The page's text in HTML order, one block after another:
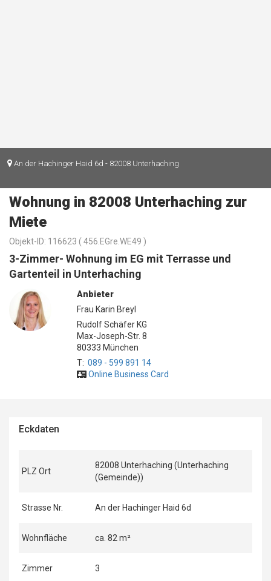
An der Hachinger Haid 6d - 82008 Unterhaching
Wohnung in 82008 Unterhaching zur
Miete
Objekt-ID: 116623 ( 456.EGre.WE49 )
3-Zimmer- Wohnung im EG mit Terrasse und
Gartenteil in Unterhaching
Anbieter
Frau Karin Breyl
Rudolf Schäfer KG
Max-Joseph-Str. 8
80333 München
T: 089 - 599 891 14
Online Business Card
Eckdaten
PLZ Ort
82008 Unterhaching (Unterhaching
(Gemeinde))
Strasse Nr. An der Hachinger Haid 6d
Wohnfläche ca. 82 m²
Zimmer 3